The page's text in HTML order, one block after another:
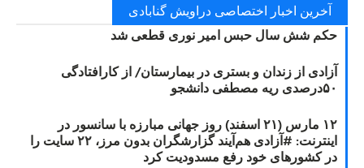
آخرین اخبار اختصاصی دراویش گنابادی
حکم شش سال حبس امیر نوری قطعی شد
آزادی از زندان و بستری در بیمارستان/ از کارافتادگی
۵۰درصدی ریه مصطفی دانشجو
۱۲ مارس (۲۱ اسفند) روز جهانی مبارزه با سانسور در
اینترنت: #آزادی هم‌آیند گزارشگران‌ بدون مرز، ۲۲ سایت را
در کشورهای خود رفع مسدودیت کرد